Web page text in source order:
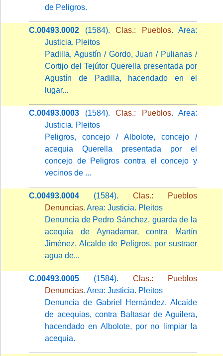
de Peligros.
C.00493.0002 (1584). Clas.: Pueblos. Area:
Justicia. Pleitos
Padilla, Agustín / Gordo, Juan / Pulianas /
Cortijo del Tejútor Querella presentada por
Agustín de Padilla, hacendado en el
lugar...
C.00493.0003 (1584). Clas.: Pueblos. Area:
Justicia. Pleitos
Peligros, concejo / Albolote, concejo /
acequia Querella presentada por el
concejo de Peligros contra el concejo y
vecinos de ...
C.00493.0004 (1584). Clas.: Pueblos
Denuncias. Area: Justicia. Pleitos
Denuncia de Pedro Sánchez, guarda de la
acequia de Aynadamar, contra Martín
Jiménez, Alcalde de Peligros, por sustraer
agua de...
C.00493.0005 (1584). Clas.: Pueblos
Denuncias. Area: Justicia. Pleitos
Denuncia de Gabriel Hernández, Alcaide
de acequias, contra Baltasar de Aguilera,
hacendado en Albolote, por no limpiar la
acequia.